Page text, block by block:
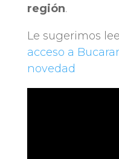
región.
Le sugerimos
acceso a
novedad